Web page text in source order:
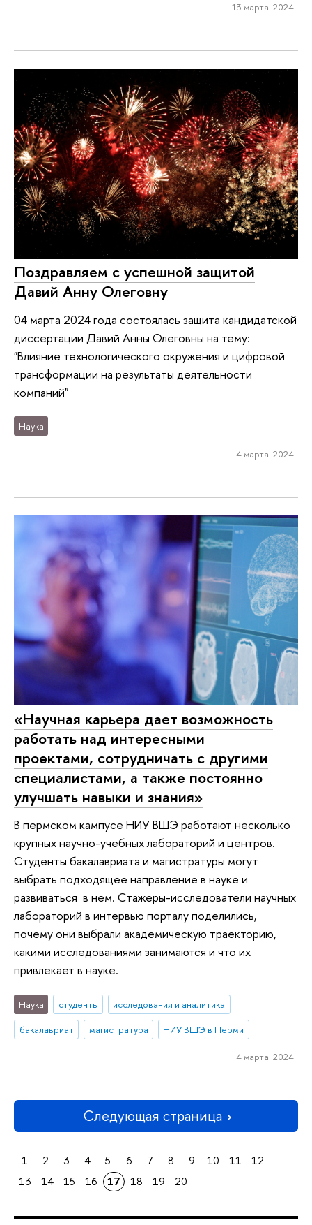
13 марта 2024
Поздравляем с успешной защитой
Давий Анну Олеговну
04 марта 2024 года состоялась защита кандидатской
диссертации Давий Анны Олеговны на тему:
"Влияние технологического окружения и цифровой
трансформации на результаты деятельности
компаний"
Наука
4 марта 2024
«Научная карьера дает возможность
работать над интересными
проектами, сотрудничать с другими
специалистами, а также постоянно
улучшать навыки и знания»
В пермском кампусе НИУ ВШЭ работают несколько
крупных научно-учебных лабораторий и центров.
Студенты бакалавриата и магистратуры могут
выбрать подходящее направление в науке и
развиваться в нем. Стажеры-исследователи научных
лабораторий в интервью порталу поделились,
почему они выбрали академическую траекторию,
какими исследованиями занимаются и что их
привлекает в науке.
Наука студенты
исследования и аналитика
бакалавриат
магистратура НИУ ВШЭ в Перми
4 марта 2024
Следующая страница
1 2 3 4 5 6 7 8 9 10 11
12
13
14 15 16 17 18 19 20